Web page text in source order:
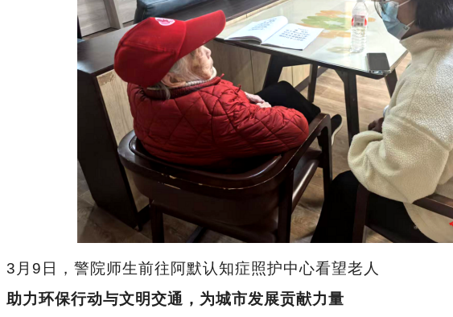
3月9日，警院师生前往阿默认知症照护中心看望老人
助力环保行动与文明交通，为城市发展贡献力量